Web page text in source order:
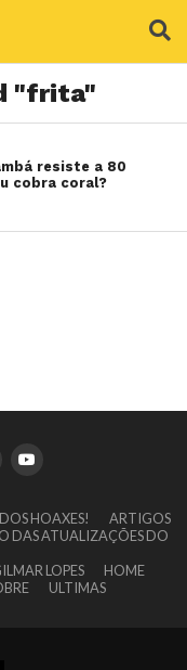
"frita"
resiste a 80
cobra coral?
HOAXES!
ARTIGOS
DAS ATUALIZAÇÕES DO
LOPES
HOME
ULTIMAS